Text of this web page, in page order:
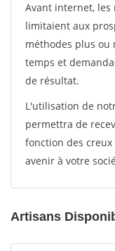
Avant internet, les
limitaient aux
méthodes plus ou
temps et
de résultat.
L'utilisation de
permettra de
fonction des
avenir à votre
Artisans